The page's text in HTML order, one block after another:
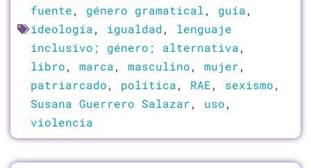
fuente, género gramatical, guía,
ideología, igualdad, lenguaje
inclusivo; género; alternativa,
libro, marca, masculino, mujer,
patriarcado, política, RAE, sexismo,
Susana Guerrero Salazar, uso,
violencia